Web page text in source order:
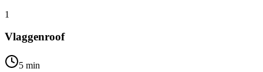
1
Vlaggenroof
5 min